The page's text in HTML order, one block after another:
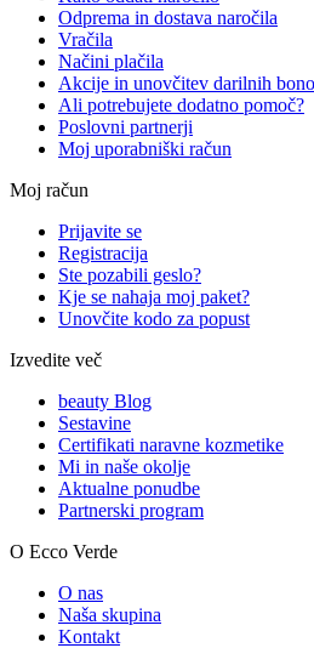
Odprema in dostava naročila
Vračila
Načini plačila
Akcije in unovčitev darilnih
Ali potrebujete dodatno pomoč?
Poslovni partnerji
Moj uporabniški račun
Moj račun
Prijavite se
Registracija
Ste pozabili geslo?
Kje se nahaja moj paket?
Unovčite kodo za popust
Izvedite več
beauty Blog
Sestavine
Certifikati naravne kozmetike
Mi in naše okolje
Aktualne ponudbe
Partnerski program
O Ecco Verde
O nas
Naša skupina
Kontakt